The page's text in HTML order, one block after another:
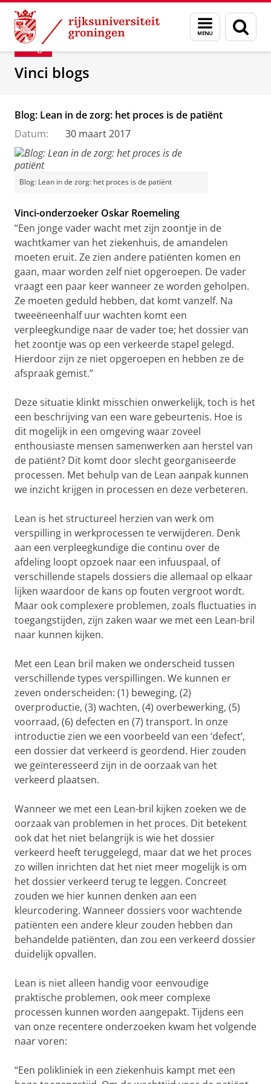
Skip
Content
Skip
Navigation
Menu
en
zoeken
Department of Innovation Management &
Blog
Vinci blogs
Blog: Lean in de zorg: het proces is de patiënt
Datum:
30 maart 2017
Blog: Lean in de zorg: het proces is de patiënt
Vinci-onderzoeker Oskar Roemeling
“Een jonge vader wacht met zijn zoontje in de
wachtkamer van het ziekenhuis, de amandelen
moeten eruit. Ze zien andere patiënten komen en
gaan, maar worden zelf niet opgeroepen. De vader
vraagt een paar keer wanneer ze worden geholpen.
Ze moeten geduld hebben, dat komt vanzelf. Na
tweeëneenhalf uur wachten komt een
verpleegkundige naar de vader toe; het dossier van
het zoontje was op een verkeerde stapel gelegd.
Hierdoor zijn ze niet opgeroepen en hebben ze de
afspraak gemist.”
Deze situatie klinkt misschien onwerkelijk, toch is het
een beschrijving van een ware gebeurtenis. Hoe is
dit mogelijk in een omgeving waar zoveel
enthousiaste mensen samenwerken aan herstel van
de patiënt? Dit komt door slecht georganiseerde
processen. Met behulp van de Lean aanpak kunnen
we inzicht krijgen in processen en deze verbeteren.
Lean is het structureel herzien van werk om
verspilling in werkprocessen te verwijderen. Denk
aan een verpleegkundige die continu over de
afdeling loopt opzoek naar een infuuspaal, of
verschillende stapels dossiers die allemaal op elkaar
lijken waardoor de kans op fouten vergroot wordt.
Maar ook complexere problemen, zoals fluctuaties in
toegangstijden, zijn zaken waar we met een Lean-bril
naar kunnen kijken.
Met een Lean bril maken we onderscheid tussen
verschillende types verspillingen. We kunnen er
zeven onderscheiden: (1) beweging, (2)
overproductie, (3) wachten, (4) overbewerking, (5)
voorraad, (6) defecten en (7) transport. In onze
introductie zien we een voorbeeld van een ‘defect’,
een dossier dat verkeerd is geordend. Hier zouden
we geïnteresseerd zijn in de oorzaak van het
verkeerd plaatsen.
Wanneer we met een Lean-bril kijken zoeken we de
oorzaak van problemen in het proces. Dit betekent
ook dat het niet belangrijk is wie het dossier
verkeerd heeft teruggelegd, maar dat we het proces
zo willen inrichten dat het niet meer mogelijk is om
het dossier verkeerd terug te leggen. Concreet
zouden we hier kunnen denken aan een
kleurcodering. Wanneer dossiers voor wachtende
patiënten een andere kleur zouden hebben dan
behandelde patiënten, dan zou een verkeerd dossier
duidelijk opvallen.
Lean is niet alleen handig voor eenvoudige
praktische problemen, ook meer complexe
processen kunnen worden aangepakt. Tijdens een
van onze recentere onderzoeken kwam het volgende
naar voren:
“Een polikliniek in een ziekenhuis kampt met een